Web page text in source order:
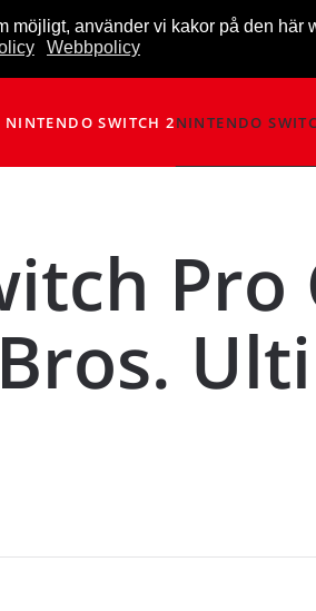
använder vi kakor på den
Webbpolicy
NINTENDO SWITCH 2NINTENDO